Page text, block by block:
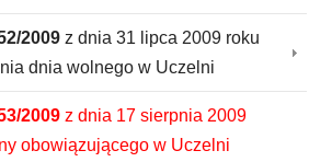
2009 z dnia 31 lipca 2009 roku
dnia wolnego w Uczelni
2009 z dnia 17 sierpnia 2009
obowiązującego w Uczelni